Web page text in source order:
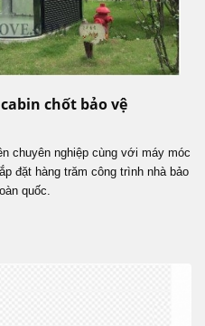
chốt bảo vệ
chuyên nghiệp cùng với máy móc
đặt hàng trăm công trình nhà bảo
quốc.